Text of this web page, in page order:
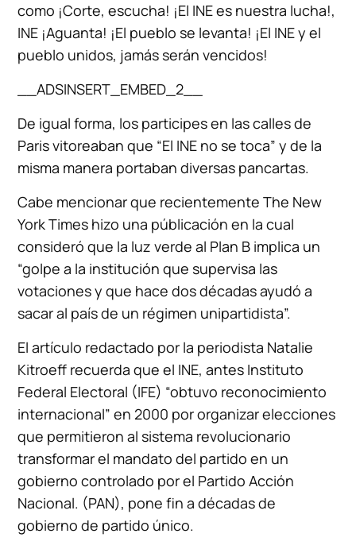
como ¡Corte, escucha! ¡El INE es nuestra lucha!,
INE ¡Aguanta! ¡El pueblo se levanta! ¡El INE y el
pueblo unidos, jamás serán vencidos!
__ADSINSERT_EMBED_2__
De igual forma, los participes en las calles de
Paris vitoreaban que “El INE no se toca” y de la
misma manera portaban diversas pancartas.
Cabe mencionar que recientemente The New
York Times hizo una públicación en la cual
consideró que la luz verde al Plan B implica un
“golpe a la institución que supervisa las
votaciones y que hace dos décadas ayudó a
sacar al país de un régimen unipartidista”.
El artículo redactado por la periodista Natalie
Kitroeff recuerda que el INE, antes Instituto
Federal Electoral (IFE) “obtuvo reconocimiento
internacional” en 2000 por organizar elecciones
que permitieron al sistema revolucionario
transformar el mandato del partido en un
gobierno controlado por el Partido Acción
Nacional. (PAN), pone fin a décadas de
gobierno de partido único.